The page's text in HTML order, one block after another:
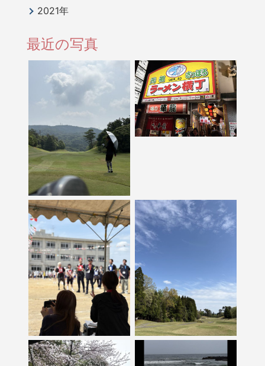
2021年
最近の写真